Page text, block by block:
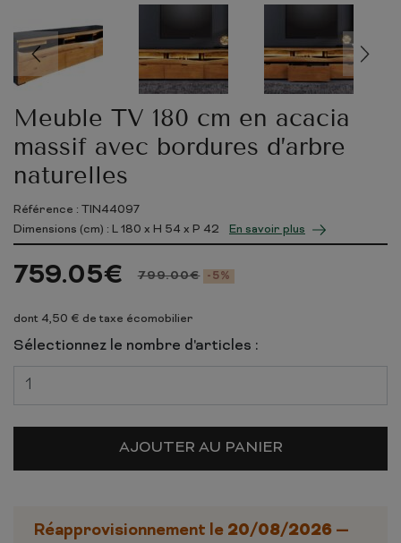
Meuble TV 180 cm en acacia
massif avec bordures d’arbre
naturelles
Référence : TIN44097
Dimensions (cm) : L180 x H 54 x P 42 En savoir plus
799.00€ -5%
759.05€
dont 4,50 € de taxe écomobilier
Sélectionnez le nombre d'articles :
AJOUTER AU PANIER
Réapprovisionnement le 20/08/2026 —